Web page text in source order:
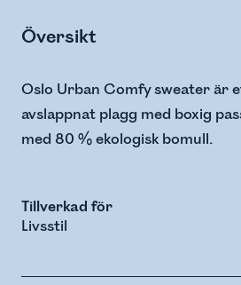
Översikt
Oslo Urban Comfy sweater är
avslappnat plagg med boxig
med 80 % ekologisk bomull.
Tillverkad för
Livsstil